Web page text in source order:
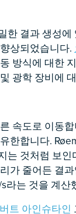
한 결과 생성
상되었습니다.
방식에 대한
광학 장비에
속도로 이동
한합니다.
는 것처럼 보
가 줄어든 결
는 것을 계산
트 아인슈타인